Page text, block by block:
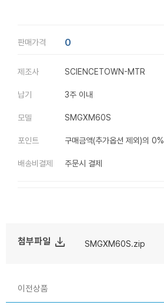
판매가격 0
제조사 SCIENCETOWN-MTR
납기 3주 이내
모델 SMGXM60S
포인트 구매금액(추가옵션 제외)의 0%
배송비결제 주문시 결제
첨부파일 file_download SMGXM60S.zip
이전상품